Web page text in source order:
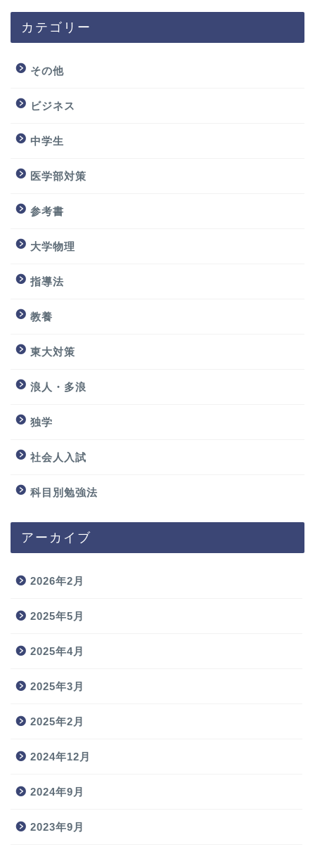
カテゴリー
その他
ビジネス
中学生
医学部対策
参考書
大学物理
指導法
教養
東大対策
浪人・多浪
独学
社会人入試
科目別勉強法
アーカイブ
2026年2月
2025年5月
2025年4月
2025年3月
2025年2月
2024年12月
2024年9月
2023年9月